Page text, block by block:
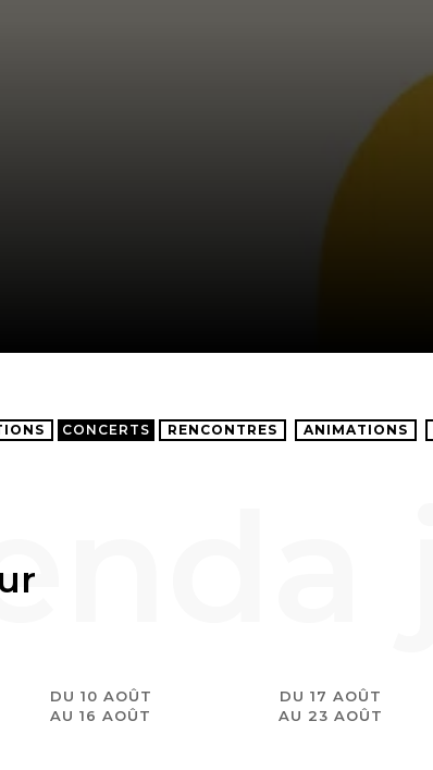
CONCERTS RENCONTRES ANIMATIONS
DU 10 AOÛT
AU 16 AOÛT
DU 17 AOÛT
AU 23 AOÛT